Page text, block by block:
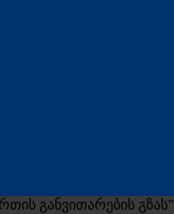
განვითარების გზას”